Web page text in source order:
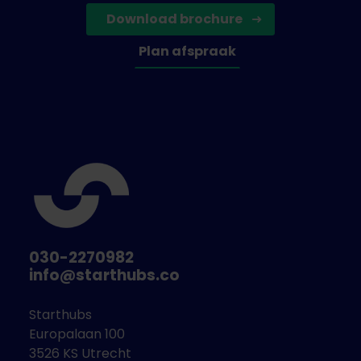
Met het ontwikkelbudget van Sportinnovator kregen
deze ondernemers de kans om hun circulaire
sportmaterialen op kleine schaal te testen en
Innovaties gericht op circulaire
sportaccommodaties en sportvloeren
Sportkleding en sportschoenen zijn uitgesloten
Deelnemers zonder sportproduct of prototype.
Deze challenge is bedoeld voor ondernemende
bedrijven die actief zijn in de wereld van
Download brochure
Plan afspraak
030-2270982
info@starthubs.co
Starthubs
Europalaan 100
3526 KS Utrecht